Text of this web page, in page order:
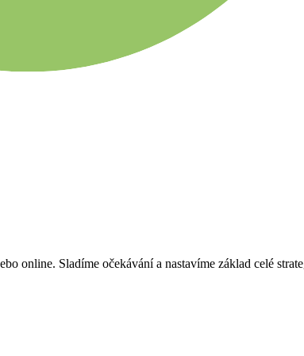
online. Sladíme očekávání a nastavíme základ celé